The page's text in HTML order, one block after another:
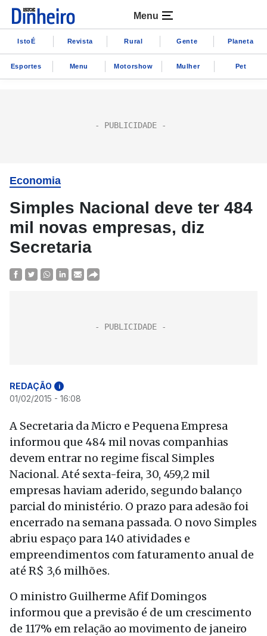
Menu
IstoÉ Revista Rural Gente Planeta
Esportes Menu Motorshow Mulher Pet
Economia
Simples Nacional deve ter 484
mil novas empresas, diz
Secretaria
REDAÇÃO i
01/02/2015 - 16:08
A Secretaria da Micro e Pequena Empresa
informou que 484 mil novas companhias
devem entrar no regime fiscal Simples
Nacional. Até sexta-feira, 30, 459,2 mil
empresas haviam aderido, segundo balanço
parcial do ministério. O prazo para adesão foi
encerrado na semana passada. O novo Simples
abriu espaço para 140 atividades e
empreendimentos com faturamento anual de
até R$ 3,6 milhões.
O ministro Guilherme Afif Domingos
informou que a previsão é de um crescimento
de 117% em relação ao movimento de janeiro